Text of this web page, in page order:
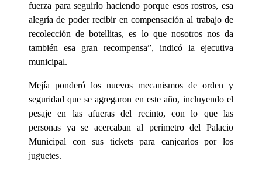
fuerza para seguirlo haciendo porque esos rostros, esa
alegría de poder recibir en compensación al trabajo de
recolección de botellitas, es lo que nosotros nos da
también esa gran recompensa”, indicó la ejecutiva
municipal.
Mejía ponderó los nuevos mecanismos de orden y
seguridad que se agregaron en este año, incluyendo el
pesaje en las afueras del recinto, con lo que las
personas ya se acercaban al perímetro del Palacio
Municipal con sus tickets para canjearlos por los
juguetes.